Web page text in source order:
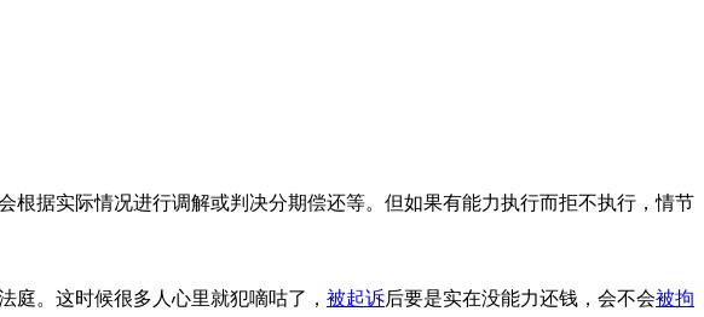
据实际情况进行调解或判决分期偿还等。但如果有能力执行而拒不执行，情节
庭。这时候很多人心里就犯嘀咕了， 被起诉后要是实在没能力还钱，会不会被拘